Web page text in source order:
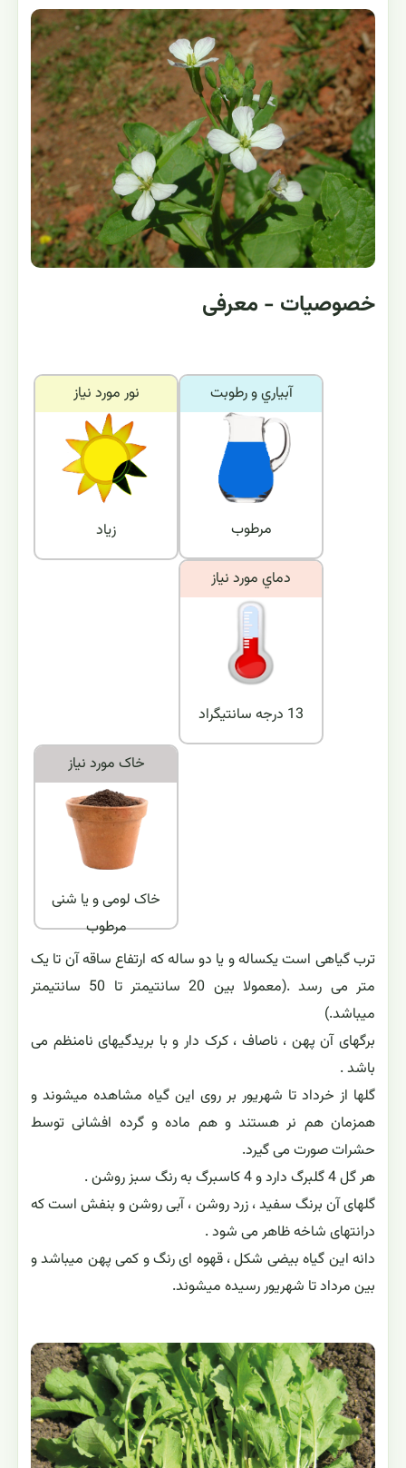
خصوصیات - معرفی
نور مورد نياز
زیاد
آبياري و رطوبت
مرطوب
دماي مورد نياز
13 درجه سانتیگراد
خاک مورد نياز
خاک لومی و یا شنی
مرطوب
ترب گیاهی است یکساله و یا دو ساله که ارتفاع ساقه آن تا یک
متر می رسد .(معمولا بین 20 سانتیمتر تا 50 سانتیمتر
میباشد.)
برگهای آن پهن ، ناصاف ، کرک دار و با بریدگیهای نامنظم می
باشد .
گلها از خرداد تا شهریور بر روی این گیاه مشاهده میشوند و
همزمان هم نر هستند و هم ماده و گرده افشانی توسط
حشرات صورت می گیرد.
هر گل 4 گلبرگ دارد و 4 کاسبرگ به رنگ سبز روشن .
گلهای آن برنگ سفید ، زرد روشن ، آبی روشن و بنفش است که
درانتهای شاخه ظاهر می شود .
دانه این گیاه بیضی شکل ، قهوه ای رنگ و کمی پهن میباشد و
بین مرداد تا شهریور رسیده میشوند.